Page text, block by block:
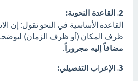
2. القاعدة النحوية:
القاعدة الأساسية في النحو تقول: إن
ظرف المكان (أو ظرف الزمان) ليوضحه
مضافاً إليه مجروراً
3. الإعراب التفصيلي: